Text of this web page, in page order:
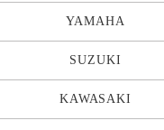
YAMAHA
SUZUKI
KAWASAKI